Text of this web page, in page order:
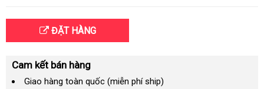
ĐẶT HÀNG
Cam kết bán hàng
Giao hàng toàn quốc (miễn phí ship)